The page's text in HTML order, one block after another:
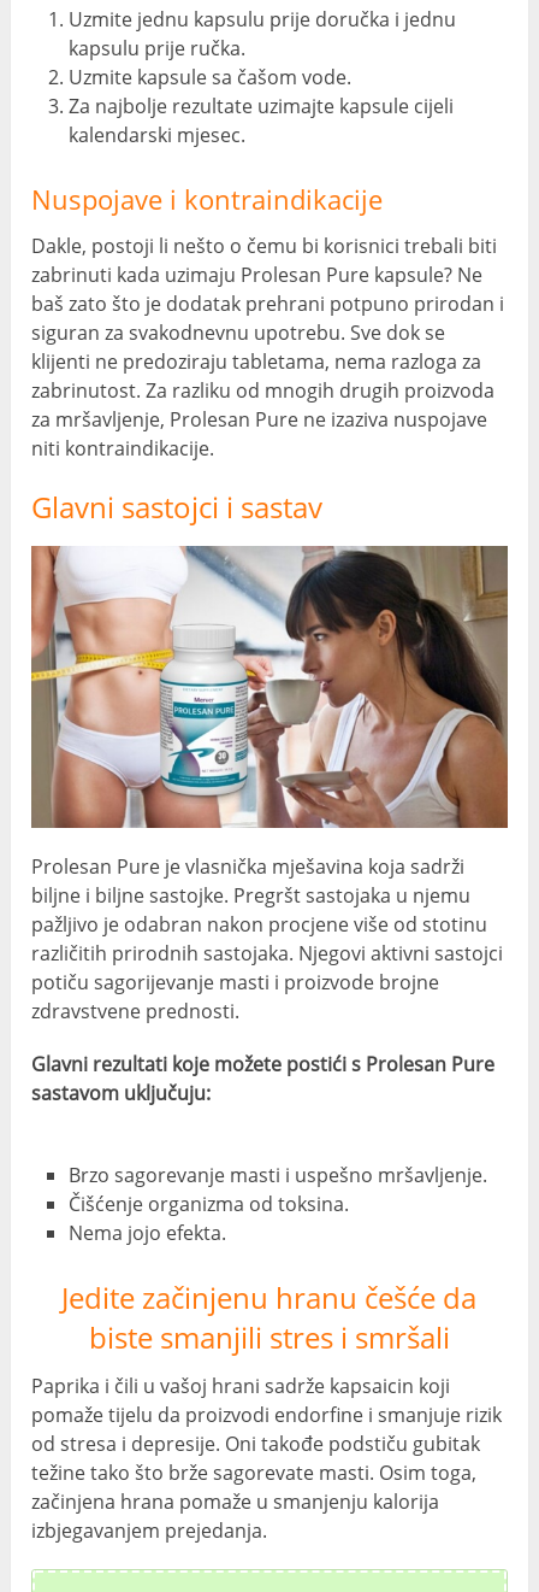
Uzmite jednu kapsulu prije doručka i jednu
kapsulu prije ručka.
Uzmite kapsule sa čašom vode.
Za najbolje rezultate uzimajte kapsule cijeli
kalendarski mjesec.
Nuspojave i kontraindikacije
Dakle, postoji li nešto o čemu bi korisnici trebali biti
zabrinuti kada uzimaju Prolesan Pure kapsule? Ne
baš zato što je dodatak prehrani potpuno prirodan i
siguran za svakodnevnu upotrebu. Sve dok se
klijenti ne predoziraju tabletama, nema razloga za
zabrinutost. Za razliku od mnogih drugih proizvoda
za mršavljenje, Prolesan Pure ne izaziva nuspojave
niti kontraindikacije.
Glavni sastojci i sastav
Prolesan Pure je vlasnička mješavina koja sadrži
biljne i biljne sastojke. Pregršt sastojaka u njemu
pažljivo je odabran nakon procjene više od stotinu
različitih prirodnih sastojaka. Njegovi aktivni sastojci
potiču sagorijevanje masti i proizvode brojne
zdravstvene prednosti.
Glavni rezultati koje možete postići s Prolesan Pure
sastavom uključuju:
Brzo sagorevanje masti i uspešno mršavljenje.
Čišćenje organizma od toksina.
Nema jojo efekta.
Jedite začinjenu hranu češće da
biste smanjili stres i smršali
Paprika i čili u vašoj hrani sadrže kapsaicin koji
pomaže tijelu da proizvodi endorfine i smanjuje rizik
od stresa i depresije. Oni takođe podstiču gubitak
težine tako što brže sagorevate masti. Osim toga,
začinjena hrana pomaže u smanjenju kalorija
izbjegavanjem prejedanja.